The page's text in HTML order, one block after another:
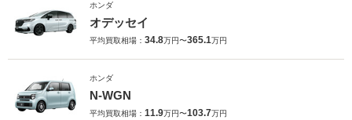
ホンダ
オデッセイ
平均買取相場： 34.8万円〜365.1万円
ホンダ
N-WGN
平均買取相場： 11.9万円〜103.7万円